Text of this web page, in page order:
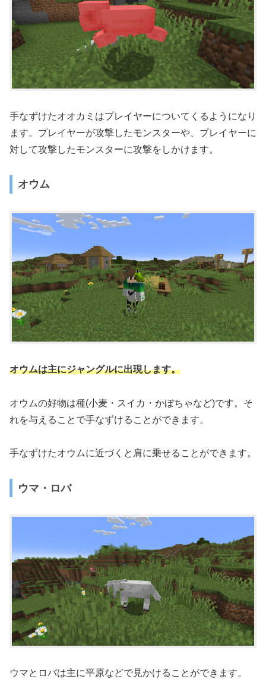
手なずけたオオカミはプレイヤーについてくるようになり
ます。プレイヤーが攻撃したモンスターや、プレイヤーに
対して攻撃したモンスターに攻撃をしかけます。
オウム
オウムは主にジャングルに出現します。
オウムの好物は種(小麦・スイカ・かぼちゃなど)です。そ
れを与えることで手なずけることができます。
手なずけたオウムに近づくと肩に乗せることができます。
ウマ・ロバ
ウマとロバは主に平原などで見かけることができます。